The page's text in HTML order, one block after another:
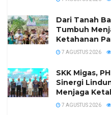
Dari Tanah
Tumbuh
Ketahanan
7 AGUSTUS 2026
SKK Migas,
Sinergi
Menjaga
7 AGUSTUS 2026